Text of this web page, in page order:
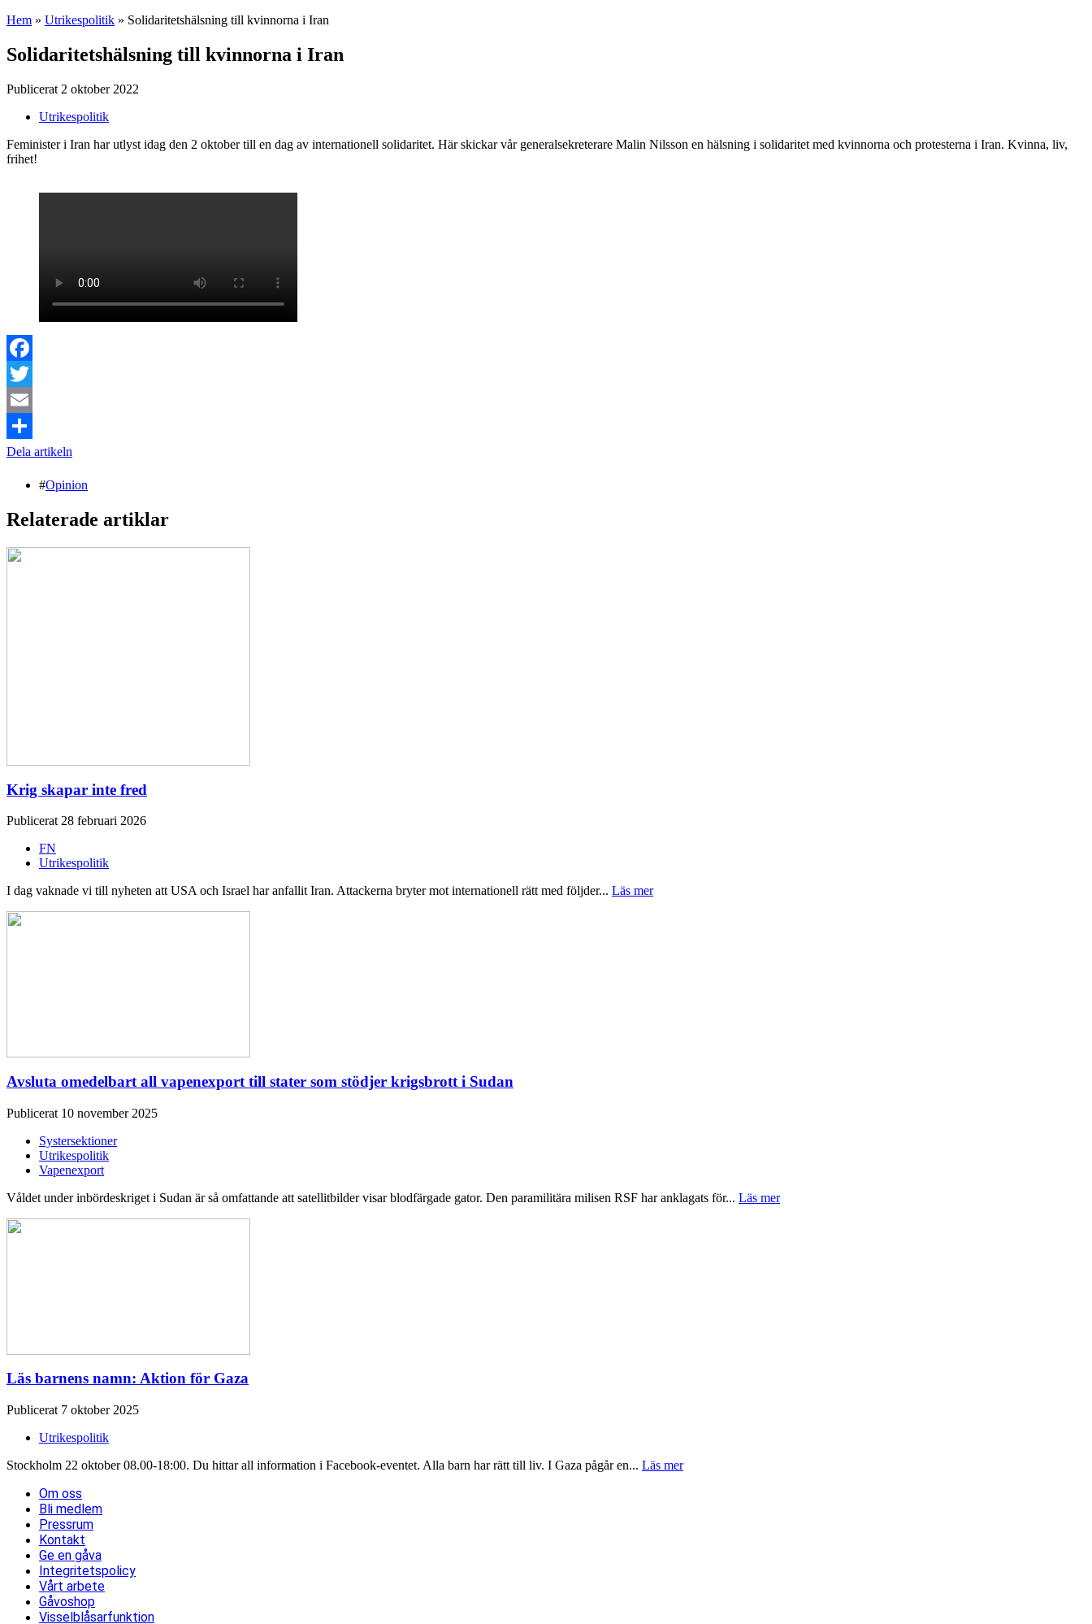
Hem » Utrikespolitik » Solidaritetshälsning till kvinnorna i Iran
Solidaritetshälsning till kvinnorna i Iran
Publicerat 2 oktober 2022
Utrikespolitik
Feminister i Iran har utlyst idag den 2 oktober till en dag av internationell solidaritet. Här skickar vår generalsekreterare Malin Nilsson en hälsning i solidaritet med kvinnorna och protesterna i Iran. Kvinna, liv,
frihet!
Facebook
Twitter
Email
Dela artikeln
#Opinion
Relaterade artiklar
Krig skapar inte fred
Publicerat 28 februari 2026
FN
Utrikespolitik
I dag vaknade vi till nyheten att USA och Israel har anfallit Iran. Attackerna bryter mot internationell rätt med följder... Läs mer
Avsluta omedelbart all vapenexport till stater som stödjer krigsbrott i Sudan
Publicerat 10 november 2025
Systersektioner
Utrikespolitik
Vapenexport
Våldet under inbördeskriget i Sudan är så omfattande att satellitbilder visar blodfärgade gator. Den paramilitära milisen RSF har anklagats för... Läs mer
Läs barnens namn: Aktion för Gaza
Publicerat 7 oktober 2025
Utrikespolitik
Stockholm 22 oktober 08.00-18:00. Du hittar all information i Facebook-eventet. Alla barn har rätt till liv. I Gaza pågår en... Läs mer
Om oss
Bli medlem
Pressrum
Kontakt
Ge en gåva
Integritetspolicy
Vårt arbete
Gåvoshop
Visselblåsarfunktion